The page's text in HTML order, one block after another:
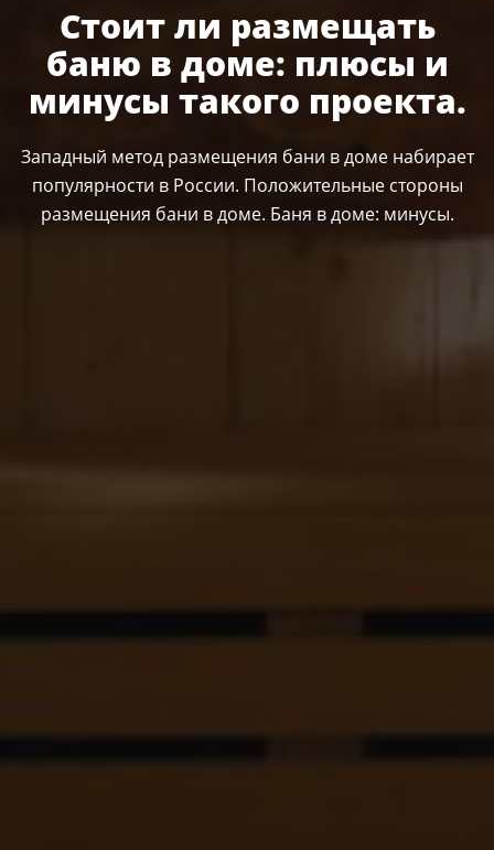
Стоит ли размещать
баню в доме: плюсы и
минусы такого проекта.
Западный метод размещения бани в доме набирает
популярности в России. Положительные стороны
размещения бани в доме. Баня в доме: минусы.